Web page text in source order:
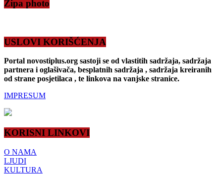
Zipa photo
USLOVI KORIŠĆENJA
Portal novostiplus.org sastoji se od vlastitih sadržaja, sadržaja
partnera i oglašivača, besplatnih sadržaja , sadržaja kreiranih
od strane posjetilaca , te linkova na vanjske stranice.
IMPRESUM
KORISNI LINKOVI
O NAMA
LJUDI
KULTURA